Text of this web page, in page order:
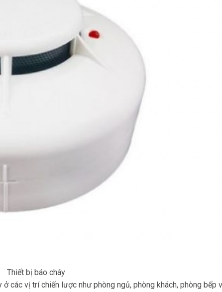
Thiết bị báo cháy
các vị trí chiến lược như phòng ngủ, phòng khách, phòng bếp